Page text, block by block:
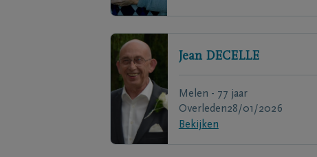
Jean DECELLE
Melen - 77 jaar
Overleden28/01/2026
Bekijken